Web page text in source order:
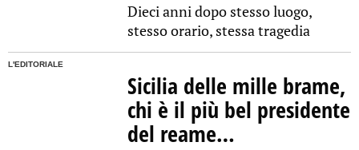
Dieci anni dopo stesso luogo,
stesso orario, stessa tragedia
L'EDITORIALE
Sicilia delle mille brame,
chi è il più bel presidente
del reame…